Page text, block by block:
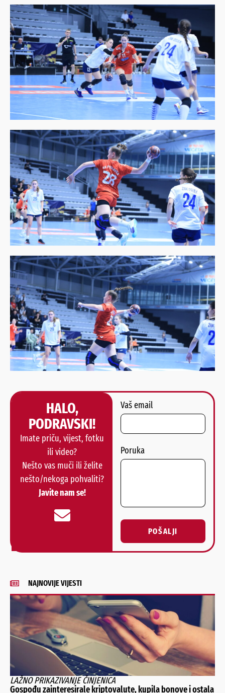
HALO,
PODRAVSKI!
Imate priču, vijest, fotku
ili video?
Nešto vas muči ili želite
nešto/nekoga pohvaliti?
Javite nam se!
Vaš email
Poruka
POŠALJI
Alternative:
NAJNOVIJE VIJESTI
LAŽNO PRIKAZIVANJE ČINJENICA
Gospođu zainteresirale kriptovalute, kupila bonove i ostala